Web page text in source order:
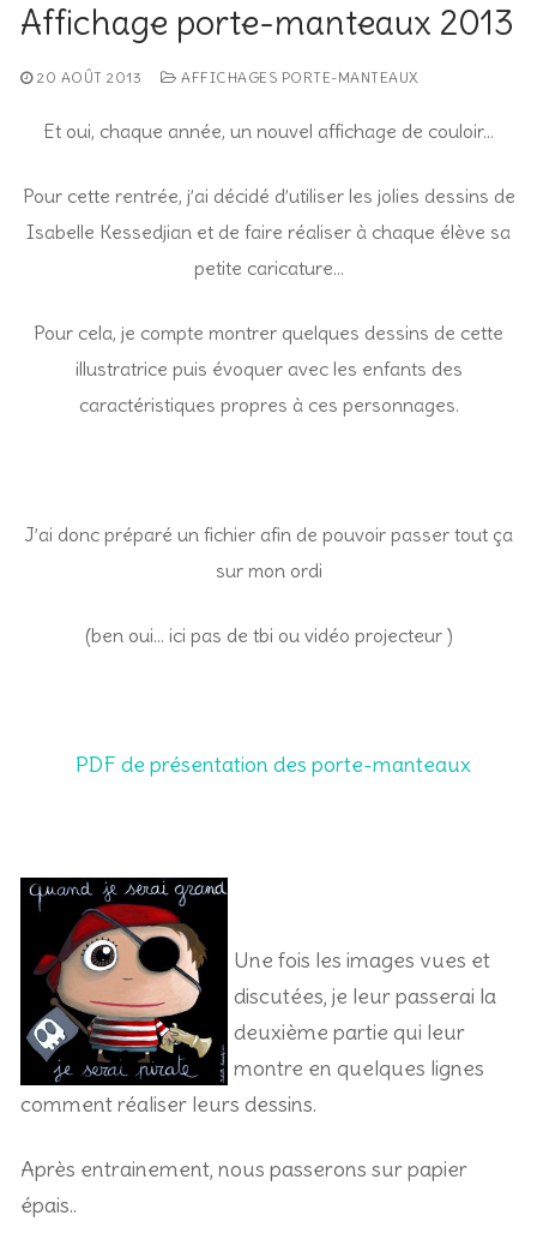
Affichage porte-manteaux 2013
20 AOÛT 2013 AFFICHAGES PORTE-MANTEAUX
Et oui, chaque année, un nouvel affichage de couloir…
Pour cette rentrée, j’ai décidé d’utiliser les jolies dessins de
Isabelle Kessedjian et de faire réaliser à chaque élève sa
petite caricature…
Pour cela, je compte montrer quelques dessins de cette
illustratrice puis évoquer avec les enfants des
caractéristiques propres à ces personnages.
J’ai donc préparé un fichier afin de pouvoir passer tout ça
sur mon ordi
(ben oui… ici pas de tbi ou vidéo projecteur )
PDF de présentation des porte-manteaux
Une fois les images vues et
discutées, je leur passerai la
deuxième partie qui leur
montre en quelques lignes
comment réaliser leurs dessins.
Après entrainement, nous passerons sur papier
épais..